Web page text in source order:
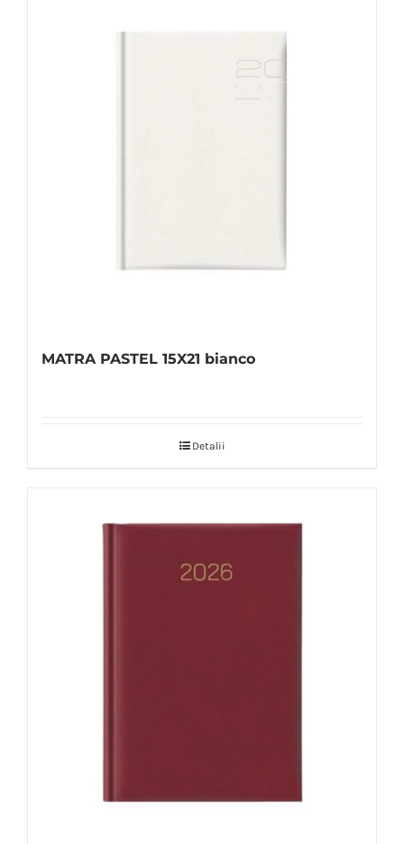
MATRA PASTEL 15X21 bianco
Detalii